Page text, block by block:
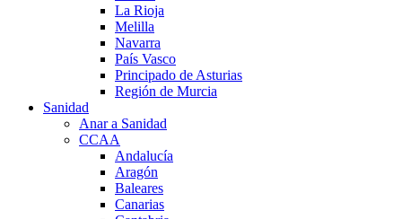
La Rioja
Melilla
Navarra
País Vasco
Principado de Asturias
Región de Murcia
Sanidad
Anar a Sanidad
CCAA
Andalucía
Aragón
Baleares
Canarias